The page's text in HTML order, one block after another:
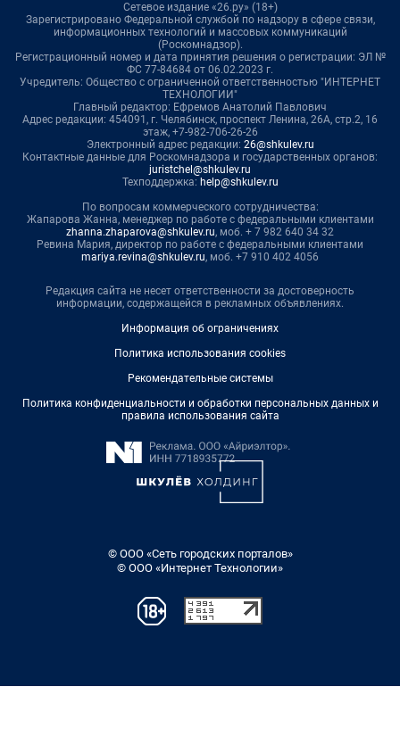
Сетевое издание «26.ру» (18+)
Зарегистрировано Федеральной службой по надзору в сфере связи,
информационных технологий и массовых коммуникаций
(Роскомнадзор).
Регистрационный номер и дата принятия решения о регистрации: ЭЛ №
ФС 77-84684 от 06.02.2023 г.
Учредитель: Общество с ограниченной ответственностью "ИНТЕРНЕТ
ТЕХНОЛОГИИ"
Главный редактор: Ефремов Анатолий Павлович
Адрес редакции: 454091, г. Челябинск, проспект Ленина, 26А, стр.2, 16
этаж, +7-982-706-26-26
Электронный адрес редакции: 26@shkulev.ru
Контактные данные для Роскомнадзора и государственных органов:
juristchel@shkulev.ru
Техподдержка: help@shkulev.ru
По вопросам коммерческого сотрудничества:
Жапарова Жанна, менеджер по работе с федеральными клиентами
zhanna.zhaparova@shkulev.ru, моб. + 7 982 640 34 32
Ревина Мария, директор по работе с федеральными клиентами
mariya.revina@shkulev.ru, моб. +7 910 402 4056
Редакция сайта не несет ответственности за достоверность
информации, содержащейся в рекламных объявлениях.
Информация об ограничениях
Политика использования cookies
Рекомендательные системы
Политика конфиденциальности и обработки персональных данных и
правила использования сайта
© ООО «Сеть городских порталов»
© ООО «Интернет Технологии»